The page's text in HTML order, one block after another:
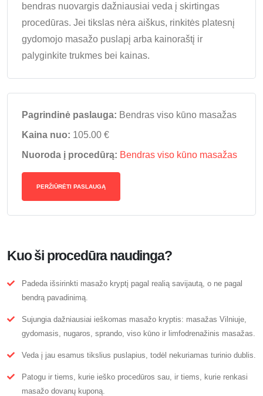
bendras nuovargis dažniausiai veda į skirtingas
procedūras. Jei tikslas nėra aiškus, rinkitės platesnį
gydomojo masažo puslapį arba kainoraštį ir
palyginkite trukmes bei kainas.
Pagrindinė paslauga: Bendras viso kūno masažas
Kaina nuo: 105.00 €
Nuoroda į procedūrą: Bendras viso kūno masažas
PERŽIŪRĖTI PASLAUGĄ
Kuo ši procedūra naudinga?
Padeda išsirinkti masažo kryptį pagal realią savijautą, o ne pagal
bendrą pavadinimą.
Sujungia dažniausiai ieškomas masažo kryptis: masažas Vilniuje,
gydomasis, nugaros, sprando, viso kūno ir limfodrenažinis masažas.
Veda į jau esamus tikslius puslapius, todėl nekuriamas turinio dublis.
Patogu ir tiems, kurie ieško procedūros sau, ir tiems, kurie renkasi
masažo dovanų kuponą.